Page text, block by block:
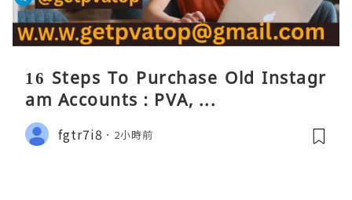
16 Steps To Purchase Old Instagr
am Accounts : PVA, ...
fgtr7i8 2小時前